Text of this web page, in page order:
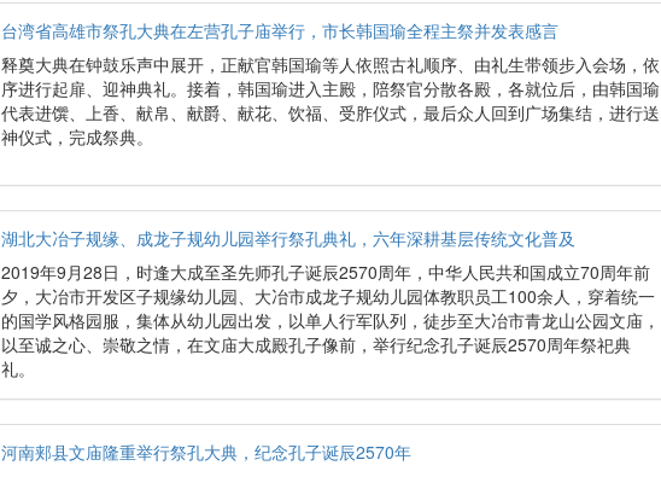
台湾省高雄市祭孔大典在左营孔子庙举行，市长韩国瑜全程主祭并发表感言
释奠大典在钟鼓乐声中展开，正献官韩国瑜等人依照古礼顺序、由礼生带领步入会场，依
序进行起扉、迎神典礼。接着，韩国瑜进入主殿，陪祭官分散各殿，各就位后，由韩国瑜
代表进馔、上香、献帛、献爵、献花、饮福、受胙仪式，最后众人回到广场集结，进行送
神仪式，完成祭典。
湖北大冶子规缘、成龙子规幼儿园举行祭孔典礼，六年深耕基层传统文化普及
2019年9月28日，时逢大成至圣先师孔子诞辰2570周年，中华人民共和国成立70周年前
夕，大冶市开发区子规缘幼儿园、大冶市成龙子规幼儿园体教职员工100余人，穿着统一
的国学风格园服，集体从幼儿园出发，以单人行军队列，徒步至大冶市青龙山公园文庙，
以至诚之心、崇敬之情，在文庙大成殿孔子像前，举行纪念孔子诞辰2570周年祭祀典
礼。
河南郏县文庙隆重举行祭孔大典，纪念孔子诞辰2570年